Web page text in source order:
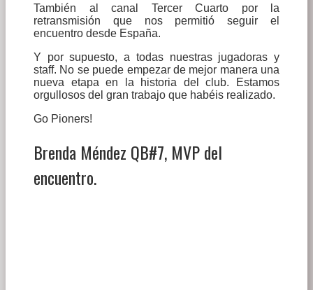
También al canal Tercer Cuarto por la
retransmisión que nos permitió seguir el
encuentro desde España.
Y por supuesto, a todas nuestras jugadoras y
staff. No se puede empezar de mejor manera una
nueva etapa en la historia del club. Estamos
orgullosos del gran trabajo que habéis realizado.
Go Pioners!
Brenda Méndez QB#7, MVP del
encuentro.